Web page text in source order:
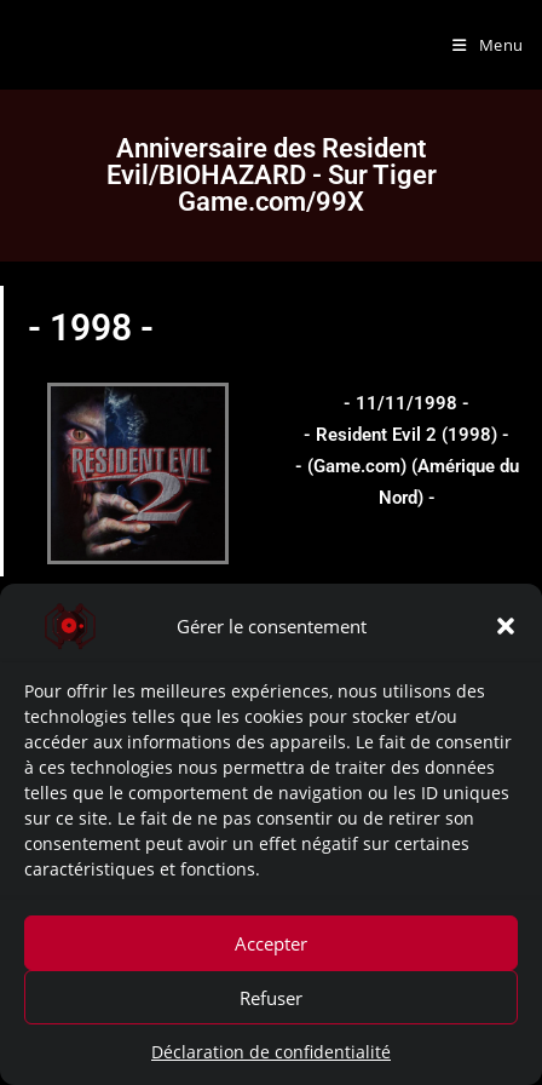
Gérer le consentement
Pour offrir les meilleures expériences, nous utilisons des
technologies telles que les cookies pour stocker et/ou
accéder aux informations des appareils. Le fait de consentir
à ces technologies nous permettra de traiter des données
telles que le comportement de navigation ou les ID uniques
sur ce site. Le fait de ne pas consentir ou de retirer son
consentement peut avoir un effet négatif sur certaines
caractéristiques et fonctions.
Accepter
Refuser
Déclaration de confidentialité
Menu
Anniversaire des Resident
Evil/BIOHAZARD - Sur Tiger
Game.com/99X
- 1998 -
- 11/11/1998 -
- Resident Evil 2 (1998) -
- (Game.com) (Amérique du
Nord) -
Mentions légales